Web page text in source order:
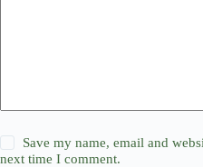
Save my name, email and
next time I comment.